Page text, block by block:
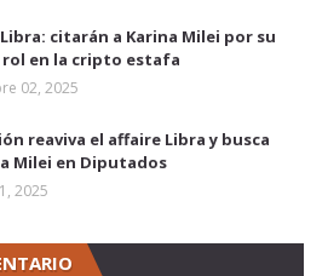
citarán a Karina Milei por su
en la cripto estafa
02, 2025
reaviva el affaire Libra y busca
Milei en Diputados
2025